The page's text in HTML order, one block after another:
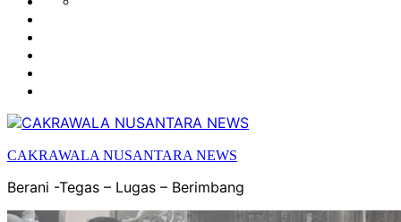
BUDAYA
CAKRAWALA NUSANTARA NEWS
Berani -Tegas – Lugas – Berimbang